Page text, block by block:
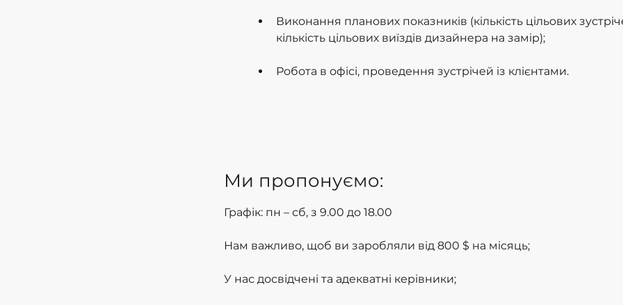
Виконання планових показників (кількість цільових
кількість цільових виїздів дизайнера на замір);
Робота в офісі, проведення зустрічей із клієнтами.
Ми пропонуємо:
Графік: пн – сб, з 9.00 до 18.00
Нам важливо, щоб ви заробляли від 800 $ на місяць;
У нас досвідчені та адекватні керівники;